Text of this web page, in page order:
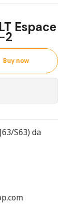
Espace
2
Buy now
S63) da